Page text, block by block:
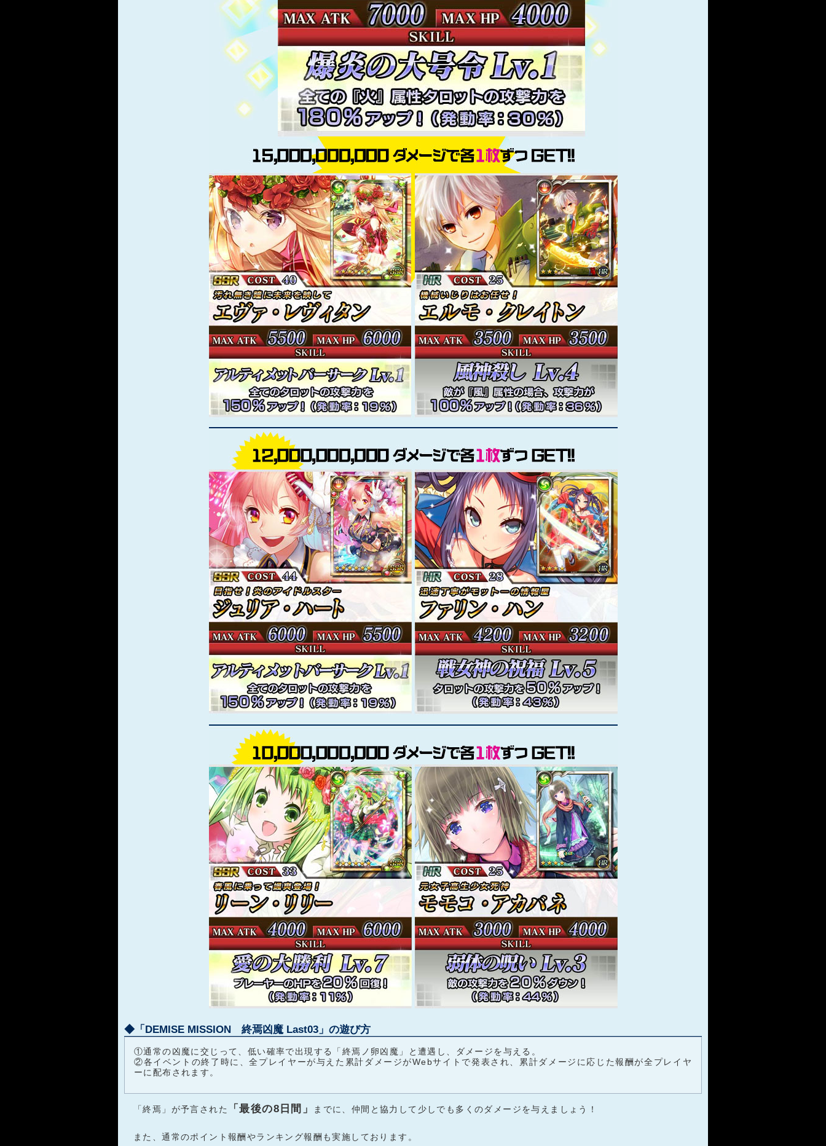
◆「DEMISE MISSION 終焉凶魔 Last03」の遊び方
①通常の凶魔に交じって、低い確率で出現する「終焉ノ卵凶魔」と遭遇し、ダメージを与える。
②各イベントの終了時に、全プレイヤーが与えた累計ダメージがWebサイトで発表され、累計ダメージに応じた報酬が全プレイヤ
ーに配布されます。
「終焉」が予言された 「最後の8日間」 までに、仲間と協力して少しでも多くのダメージを与えましょう！
また、通常のポイント報酬やランキング報酬も実施しております。